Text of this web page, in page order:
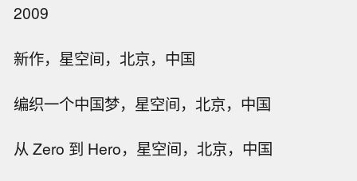
2009
新作，星空间，北京，中国
编织一个中国梦，星空间，北京，中国
从 Zero 到 Hero，星空间，北京，中国